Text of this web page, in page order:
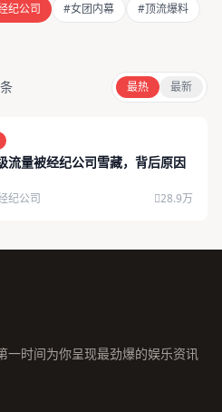
纪公司 #女团内幕
#顶流爆料
条 最热 最新
流量被经纪公司雪藏，背后原因
纪公司 28.9万
一时间为你呈现最劲爆的娱乐资讯